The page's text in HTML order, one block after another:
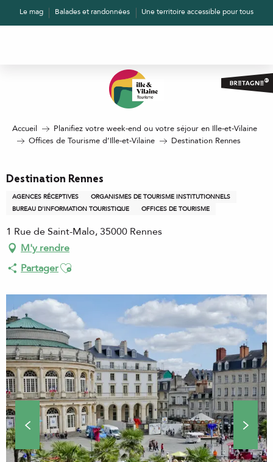
AllerLe mag Balades et randonnées Une territoire accessible pour tous
Accueil
Planifiez votre week-end ou votre séjour en Ille-et-Vilaine
Offices de Tourisme d’Ille-et-Vilaine
Destination Rennes
Destination Rennes
AGENCES RÉCEPTIVES
ORGANISMES DE TOURISME INSTITUTIONNELS
BUREAU D'INFORMATION TOURISTIQUE
OFFICES DE TOURISME
1 Rue de Saint-Malo, 35000 Rennes
M'y rendre
PartagerAjouter aux favoris